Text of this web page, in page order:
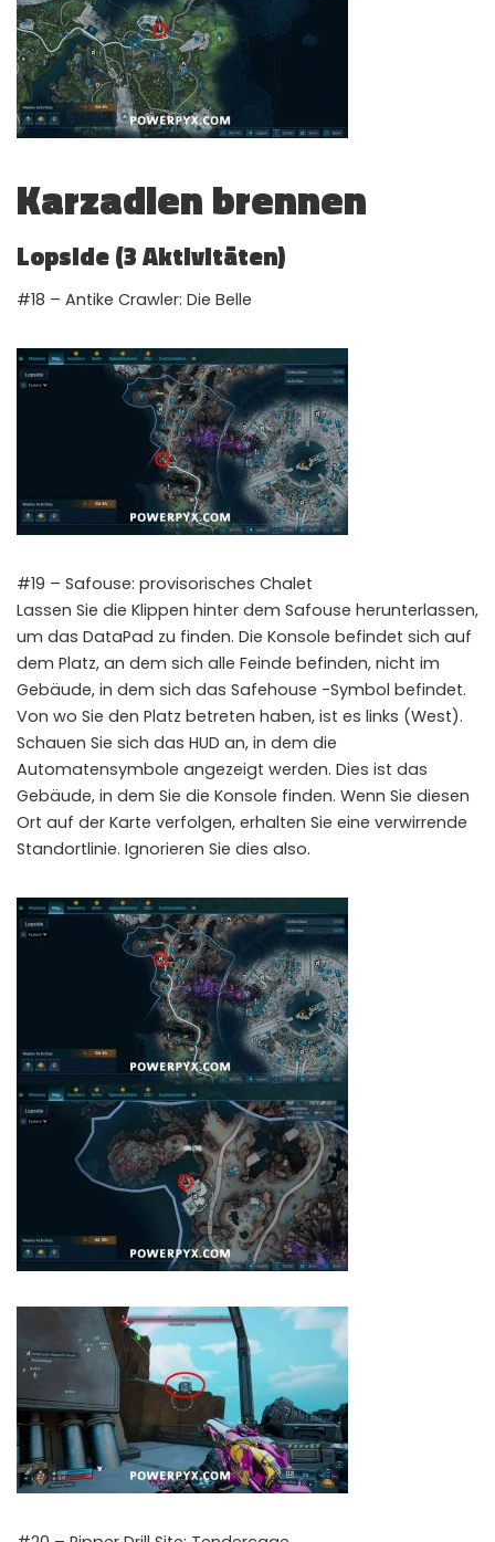
Karzadien brennen
Lopside (3 Aktivitäten)
#18 – Antike Crawler: Die Belle
#19 – Safouse: provisorisches Chalet
Lassen Sie die Klippen hinter dem Safouse herunterlassen,
um das DataPad zu finden. Die Konsole befindet sich auf
dem Platz, an dem sich alle Feinde befinden, nicht im
Gebäude, in dem sich das Safehouse -Symbol befindet.
Von wo Sie den Platz betreten haben, ist es links (West).
Schauen Sie sich das HUD an, in dem die
Automatensymbole angezeigt werden. Dies ist das
Gebäude, in dem Sie die Konsole finden. Wenn Sie diesen
Ort auf der Karte verfolgen, erhalten Sie eine verwirrende
Standortlinie. Ignorieren Sie dies also.